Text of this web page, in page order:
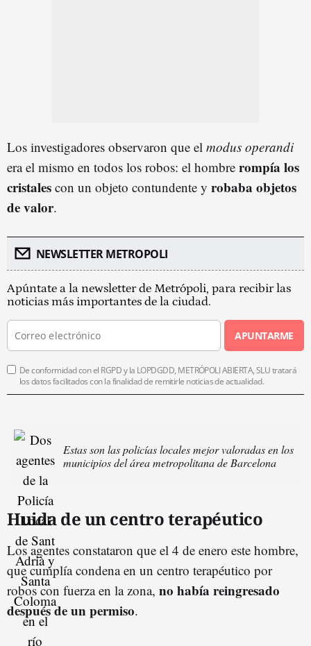
Los investigadores observaron que el modus operandi
era el mismo en todos los robos: el hombre rompía los
cristales con un objeto contundente y robaba objetos
de valor.
NEWSLETTER METROPOLI
Apúntate a la newsletter de Metrópoli, para recibir las
noticias más importantes de la ciudad.
APUNTARME
De conformidad con el RGPD y la LOPDGDD, METRÓPOLI ABIERTA, SLU tratará
los datos facilitados con la finalidad de remitirle noticias de actualidad.
Estas son las policías locales mejor valoradas en los
municipios del área metropolitana de Barcelona
Huida de un centro terapéutico
Los agentes constataron que el 4 de enero este hombre,
que cumplía condena en un centro terapéutico por
robos con fuerza en la zona, no había reingresado
después de un permiso.